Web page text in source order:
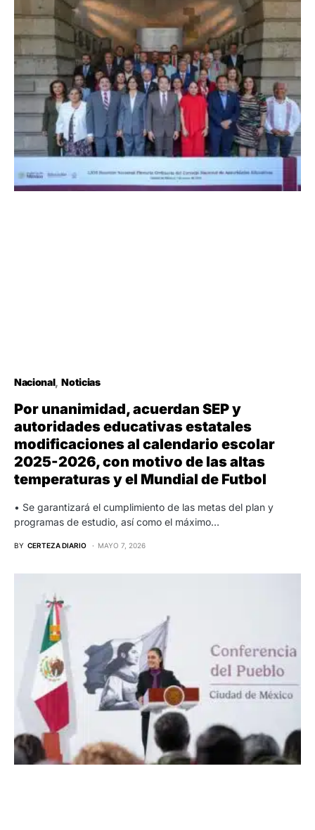
Nacional Noticias
Por unanimidad, acuerdan SEP y
autoridades educativas estatales
modificaciones al calendario escolar
2025-2026, con motivo de las altas
temperaturas y el Mundial de Futbol
• Se garantizará el cumplimiento de las metas del plan y
programas de estudio, así como el máximo…
BY CERTEZA DIARIO MAYO 7, 2026